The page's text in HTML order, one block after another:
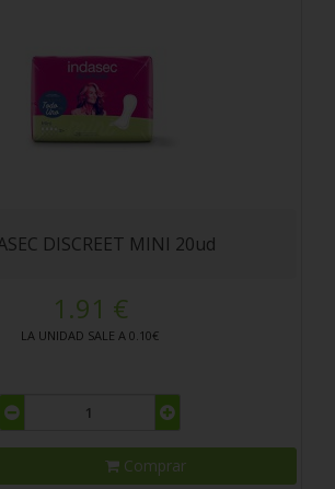
DISCREET MINI 20ud
1.91 €
LA UNIDAD SALE A 0.10€
Comprar